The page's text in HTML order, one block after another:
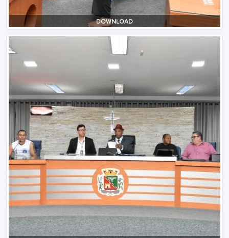
DOWNLOAD